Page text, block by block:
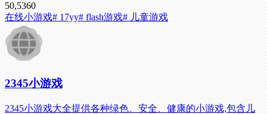
50,5360
在线小游戏# 17yy# flash游戏# 儿童游戏
2345小游戏
2345小游戏大全提供各种绿色、安全、健康的小游戏,包含儿